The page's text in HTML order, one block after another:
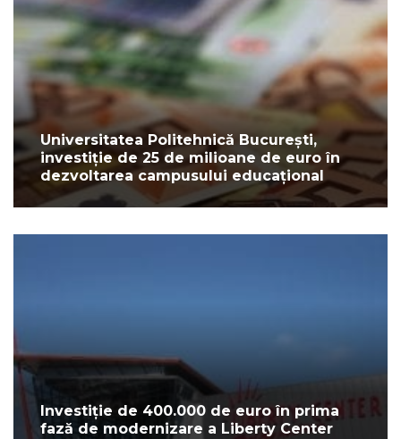
Universitatea Politehnică București,
investiție de 25 de milioane de euro în
dezvoltarea campusului educațional
Investiție de 400.000 de euro în prima
fază de modernizare a Liberty Center